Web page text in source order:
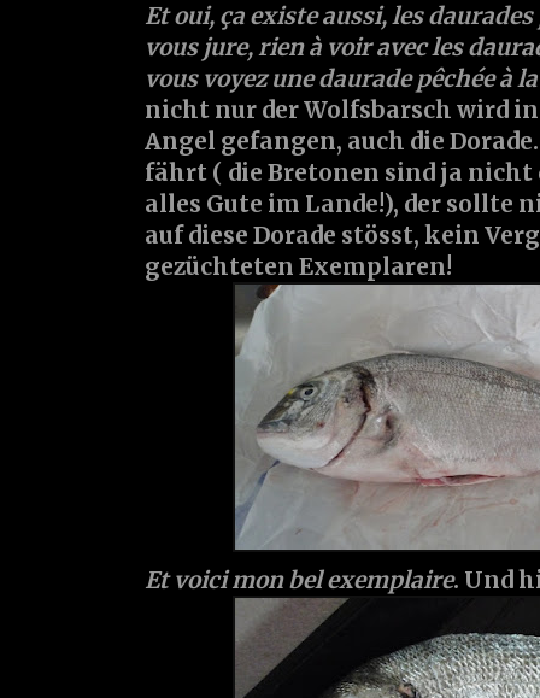
Et oui, ça existe aussi, les
vous jure, rien à voir avec les
vous voyez une daurade pêchée à
nicht nur der Wolfsbarsch wird
Angel gefangen, auch die
fährt ( die Bretonen sind ja nicht
alles Gute im Lande!), der sollte
auf diese Dorade stösst, kein
gezüchteten Exemplaren!
Et voici mon bel exemplaire. Und